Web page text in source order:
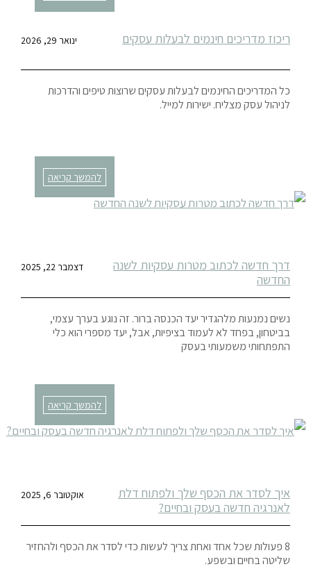
ריכוז מדריכים חינמים לבעלות עסקים ינואר 29, 2026
כל המדריכים החינמים לבעלות עסקים שרוצות טיפים והדרכות
לניהול עסק מצליח. ישירות למייל.
להמשך קריאה
דרך חדשה לכתוב מטרות עסקיות לשנה
החדשה
דצמבר 22, 2025
נשים נמנעות מלהגדיר יעד הכנסה ברור. זה נוגע בערך עצמי,
בביטחון, בפחד לא לעמוד בציפיות, אבל, יעד מספרי הוא כלי
התפתחותי משמעותי בעסק
להמשך קריאה
איך לסדר את הכסף שלך ולפתוח דלת
לאנרגיה חדשה בעסק ובחיים?
אוקטובר 6, 2025
8 פעולות שכל אחד ואחת צריך לעשות כדי לסדר את הכסף ולהחזיר
שליטה בחיים ובשפע.